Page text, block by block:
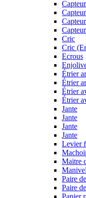
Cric
Cric
Ecrous
Étrier
Étrier
Étrier
Étrier
Jante
Jante
Jante
Jante
Levier
Maitre
Paire
Paire
Panier